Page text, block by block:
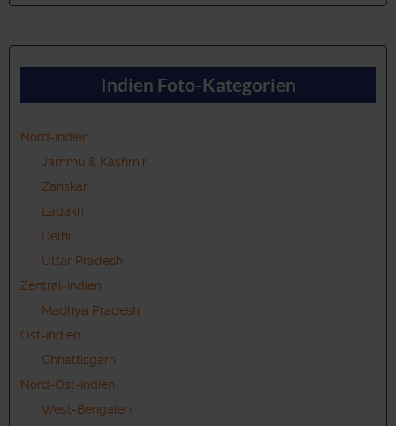
Indien Foto-Kategorien
Nord-Indien
Jammu & Kashmir
Zanskar
Ladakh
Delhi
Uttar Pradesh
Zentral-Indien
Madhya Pradesh
Ost-Indien
Chhattisgarh
Nord-Ost-Indien
West-Bengalen